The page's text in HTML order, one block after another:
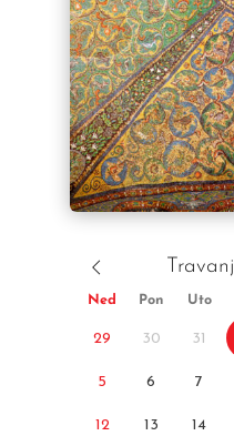
Ned Pon Uto
29 30 31
5 6 7
12 13 14